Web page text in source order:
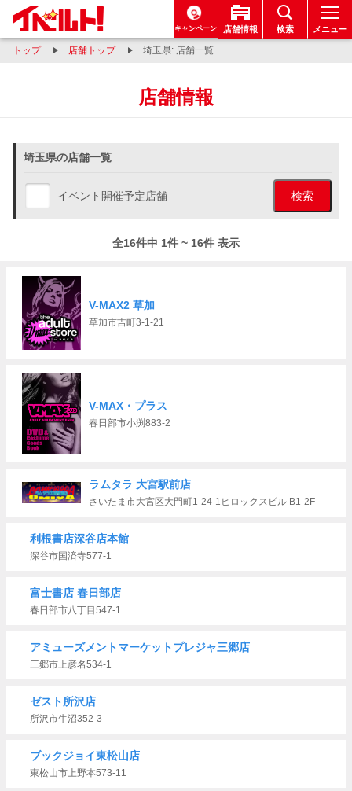
キャンペーン 店舗情報 検索 メニュー
トップ 店舗トップ 埼玉県: 店舗一覧
店舗情報
埼玉県の店舗一覧
イベント開催予定店舗 検索
全16件中 1件 ~ 16件 表示
V-MAX2 草加
草加市吉町3-1-21
V-MAX・プラス
春日部市小渕883-2
ラムタラ 大宮駅前店
さいたま市大宮区大門町1-24-1ヒロックスビル B1-2F
利根書店深谷店本館
深谷市国済寺577-1
富士書店 春日部店
春日部市八丁目547-1
アミューズメントマーケットプレジャ三郷店
三郷市上彦名534-1
ゼスト所沢店
所沢市牛沼352-3
ブックジョイ東松山店
東松山市上野本573-11